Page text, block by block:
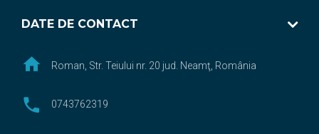
DATE DE CONTACT
Roman, Str. Teiului nr. 20 jud. Neamţ, România
0743762319